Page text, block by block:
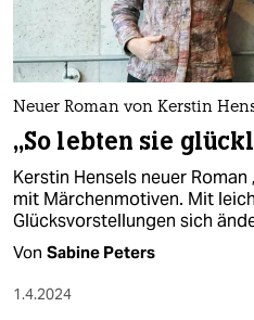
Neuer Roman von Kerstin
„So lebten sie
Kerstin Hensels neuer
mit Märchenmotiven. Mit
Glücksvorstellungen sich
Von Sabine Peters
1.4.2024